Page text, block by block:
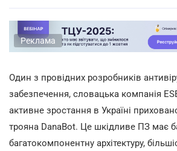
Реклама
Один з провідних розробників
забезпечення, словацька компанія
активне зростання в Україні
трояна DanaBot. Це шкідливе ПЗ має
багатокомпонентну архітектуру,